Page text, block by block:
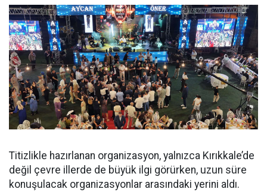
Titizlikle hazırlanan organizasyon, yalnızca Kırıkkale’de
değil çevre illerde de büyük ilgi görürken, uzun süre
konuşulacak organizasyonlar arasındaki yerini aldı.